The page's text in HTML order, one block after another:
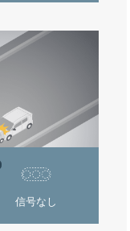
信号なし